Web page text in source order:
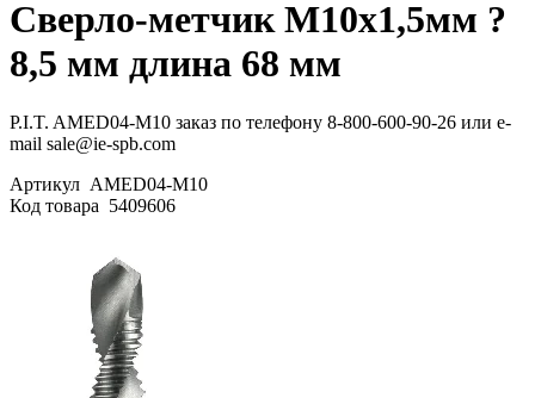
Сверло-метчик M10x1,5мм ?
8,5 мм длина 68 мм
P.I.T. AMED04-M10 заказ по телефону 8-800-600-90-26 или e-
mail sale@ie-spb.com
Артикул AMED04-M10
Код товара 5409606